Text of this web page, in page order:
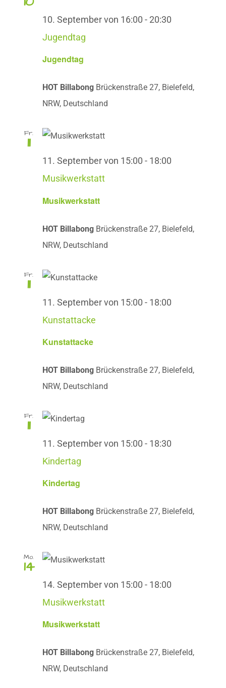
Jugendtag
10. September von 16:00 - 20:30
Jugendtag
HOT Billabong Brückenstraße 27, Bielefeld,
NRW, Deutschland
Fr.
11
Musikwerkstatt
11. September von 15:00 - 18:00
Musikwerkstatt
HOT Billabong Brückenstraße 27, Bielefeld,
NRW, Deutschland
Fr.
11
Kunstattacke
11. September von 15:00 - 18:00
Kunstattacke
HOT Billabong Brückenstraße 27, Bielefeld,
NRW, Deutschland
Fr.
11
Kindertag
11. September von 15:00 - 18:30
Kindertag
HOT Billabong Brückenstraße 27, Bielefeld,
NRW, Deutschland
Mo.
14
Musikwerkstatt
14. September von 15:00 - 18:00
Musikwerkstatt
HOT Billabong Brückenstraße 27, Bielefeld,
NRW, Deutschland